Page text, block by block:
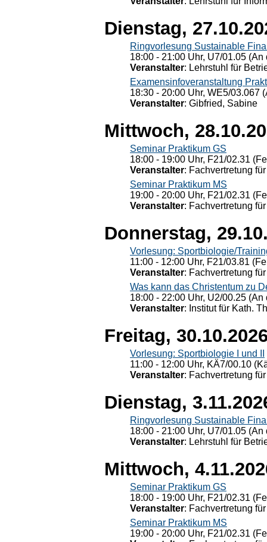
Dienstag,
Ringvorlesung Sustainable
18:00 - 21:00 Uhr, U7/01.05
Veranstalter: Lehrstuhl für
Examensinfoveranstaltung
18:30 - 20:00 Uhr, WE5/03.067
Veranstalter: Gibfried, Sabine
Mittwoch,
Seminar Praktikum GS
18:00 - 19:00 Uhr, F21/02.31
Veranstalter: Fachvertretung
Seminar Praktikum MS
19:00 - 20:00 Uhr, F21/02.31
Veranstalter: Fachvertretung
Donnerstag,
Vorlesung: Sportbiologie/
11:00 - 12:00 Uhr, F21/03.81
Veranstalter: Fachvertretung
Was kann das Christentum zu
18:00 - 22:00 Uhr, U2/00.25
Veranstalter: Institut für Kath.
Freitag,
Vorlesung: Sportbiologie I und II
11:00 - 12:00 Uhr, KÄ7/00.10
Veranstalter: Fachvertretung
Dienstag,
Ringvorlesung Sustainable
18:00 - 21:00 Uhr, U7/01.05
Veranstalter: Lehrstuhl für
Mittwoch,
Seminar Praktikum GS
18:00 - 19:00 Uhr, F21/02.31
Veranstalter: Fachvertretung
Seminar Praktikum MS
19:00 - 20:00 Uhr, F21/02.31